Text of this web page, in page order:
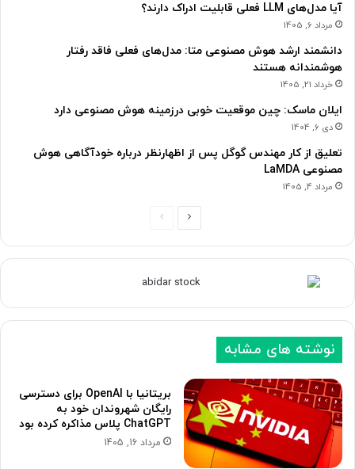
آیا مدل‌های LLM فعلی قابلیت ادراک دارند؟
مرداد 6, 1405
دانشمند ارشد هوش مصنوعی متا: مدل‌های فعلی فاقد رفتار
هوشمندانه هستند
خرداد 21, 1405
ایلان ماسک: چین موقعیت خوبی درزمینه هوش مصنوعی دارد
دی 6, 1404
تعلیق از کار مهندس گوگل پس از اظهارنظر درباره خودآگاهی هوش
مصنوعی LaMDA
مرداد 4, 1405
ح
ه
ق
ح
ه
ب
نوشته های مشابه
بریتانیا با OpenAI برای دسترسی
رایگان شهروندان خود به
ChatGPT پلاس مذاکره کرده بود
مرداد 16, 1405